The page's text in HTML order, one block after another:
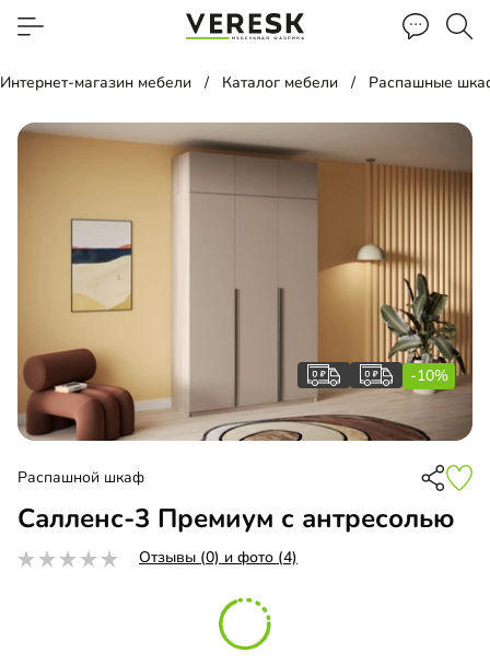
Интернет-магазин мебели Каталог мебели Распашные
-10%
Распашной шкаф
Салленс-3 Премиум с антресолью
Отзывы (0) и фото (4)